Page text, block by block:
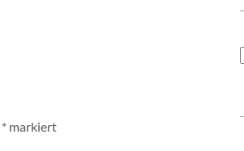
* markiert